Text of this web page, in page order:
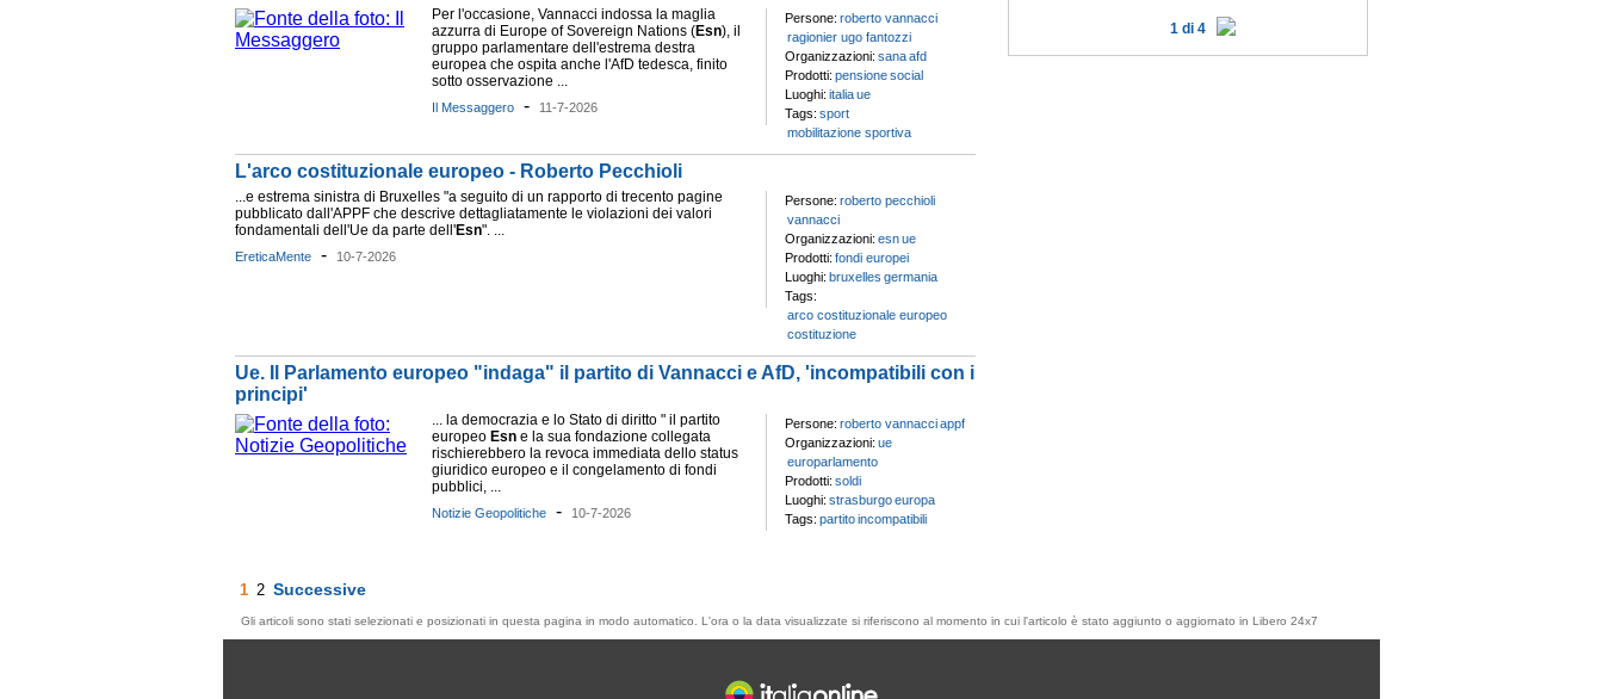
Per l'occasione, Vannacci indossa la maglia
azzurra di Europe of Sovereign Nations (Esn), il
gruppo parlamentare dell'estrema destra
europea che ospita anche l'AfD tedesca, finito
sotto osservazione ...
Il Messaggero - 11-7-2026
Persone: roberto vannacci
ragionier ugo fantozzi
Organizzazioni: sanaafd
Prodotti: pensionesocial
Luoghi: italiaue
Tags: sport
mobilitazione sportiva
L'arco costituzionale europeo - Roberto Pecchioli
...e estrema sinistra di Bruxelles "a seguito di un rapporto di trecento pagine
pubblicato dall'APPF che descrive dettagliatamente le violazioni dei valori
fondamentali dell'Ue da parte dell'Esn". ...
EreticaMente - 10-7-2026
Persone: roberto pecchioli
vannacci
Organizzazioni: esnue
Prodotti: fondi europei
Luoghi: bruxelles germania
Tags:
arco costituzionale europeo
costituzione
Ue. Il Parlamento europeo "indaga" il partito di Vannacci e AfD, 'incompatibili con i
principi'
... la democrazia e lo Stato di diritto " il partito
europeo Esn e la sua fondazione collegata
rischierebbero la revoca immediata dello status
giuridico europeo e il congelamento di fondi
pubblici, ...
Notizie Geopolitiche - 10-7-2026
Persone: roberto vannacciappf
Organizzazioni: ue
europarlamento
Prodotti: soldi
Luoghi: strasburgoeuropa
Tags: partitoincompatibili
1 2 Successive
1 di 4
Gli articoli sono stati selezionati e posizionati in questa pagina in modo automatico. L'ora o la data visualizzate si riferiscono al momento in cui l'articolo è stato aggiunto o aggiornato in Libero 24x7